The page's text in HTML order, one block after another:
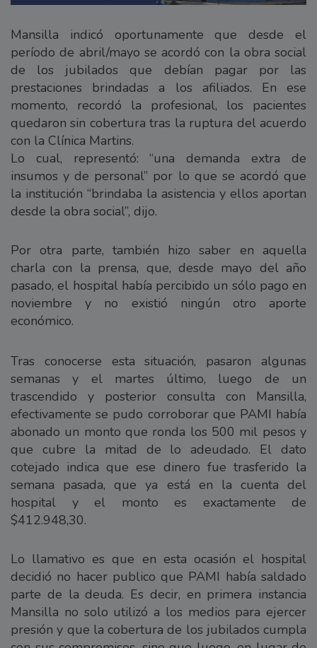
Mansilla indicó oportunamente que desde el
período de abril/mayo se acordó con la obra social
de los jubilados que debían pagar por las
prestaciones brindadas a los afiliados. En ese
momento, recordó la profesional, los pacientes
quedaron sin cobertura tras la ruptura del acuerdo
con la Clínica Martins.
Lo cual, representó: “una demanda extra de
insumos y de personal” por lo que se acordó que
la institución “brindaba la asistencia y ellos aportan
desde la obra social”, dijo.
Por otra parte, también hizo saber en aquella
charla con la prensa, que, desde mayo del año
pasado, el hospital había percibido un sólo pago en
noviembre y no existió ningún otro aporte
económico.
Tras conocerse esta situación, pasaron algunas
semanas y el martes último, luego de un
trascendido y posterior consulta con Mansilla,
efectivamente se pudo corroborar que PAMI había
abonado un monto que ronda los 500 mil pesos y
que cubre la mitad de lo adeudado. El dato
cotejado indica que ese dinero fue trasferido la
semana pasada, que ya está en la cuenta del
hospital y el monto es exactamente de
$412.948,30.
Lo llamativo es que en esta ocasión el hospital
decidió no hacer publico que PAMI había saldado
parte de la deuda. Es decir, en primera instancia
Mansilla no solo utilizó a los medios para ejercer
presión y que la cobertura de los jubilados cumpla